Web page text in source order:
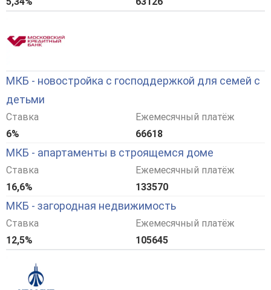
МКБ - новостройка с господдержкой для семей с
детьми
Ставка
6%
Ежемесячный платёж
66618
МКБ - апартаменты в строящемся доме
Ставка
16,6%
Ежемесячный платёж
133570
МКБ - загородная недвижимость
Ставка
12,5%
Ежемесячный платёж
105645